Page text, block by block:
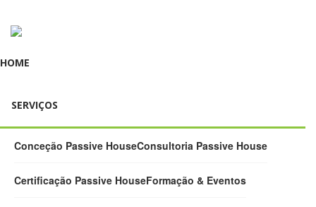
HOME
SERVIÇOS
Conceção Passive HouseConsultoria Passive House
Certificação Passive HouseFormação & Eventos